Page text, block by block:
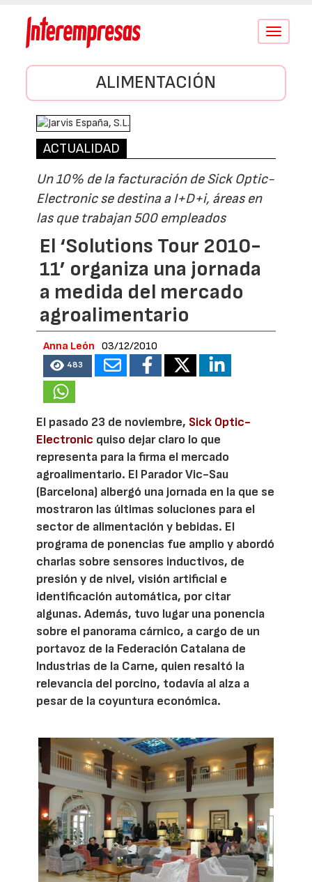
Conmutar
ALIMENTACIÓN
ACTUALIDAD
Un 10% de la facturación de Sick Optic-
Electronic se destina a I+D+i, áreas en
las que trabajan 500 empleados
El ‘Solutions Tour 2010-
11’ organiza una jornada
a medida del mercado
agroalimentario
Anna León 03/12/2010
483
El pasado 23 de noviembre, Sick Optic-
Electronic quiso dejar claro lo que
representa para la firma el mercado
agroalimentario. El Parador Vic-Sau
(Barcelona) albergó una jornada en la que se
mostraron las últimas soluciones para el
sector de alimentación y bebidas. El
programa de ponencias fue amplio y abordó
charlas sobre sensores inductivos, de
presión y de nivel, visión artificial e
identificación automática, por citar
algunas. Además, tuvo lugar una ponencia
sobre el panorama cárnico, a cargo de un
portavoz de la Federación Catalana de
Industrias de la Carne, quien resaltó la
relevancia del porcino, todavía al alza a
pesar de la coyuntura económica.